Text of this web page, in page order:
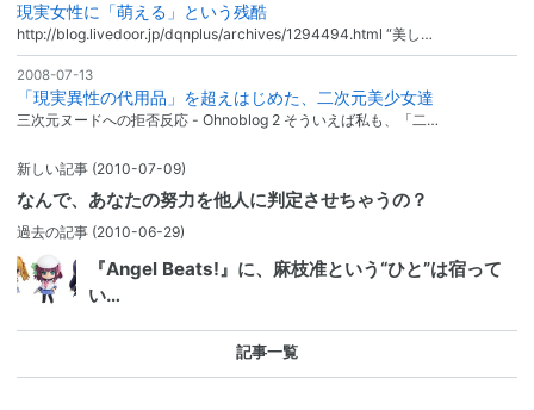
現実女性に「萌える」という残酷
http://blog.livedoor.jp/dqnplus/archives/1294494.html “美し…
2008-07-13
「現実異性の代用品」を超えはじめた、二次元美少女達
三次元ヌードへの拒否反応 - Ohnoblog 2 そういえば私も、「二…
新しい記事 (2010-07-09)
なんで、あなたの努力を他人に判定させちゃうの？
過去の記事 (2010-06-29)
『Angel Beats!』に、麻枝准という“ひと”は宿って
い…
記事一覧